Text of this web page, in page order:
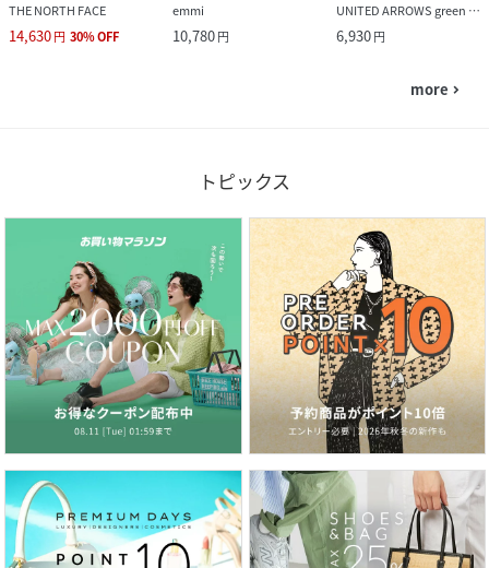
THE NORTH FACE
14,630円 30%OFF
emmi
10,780円
UNITED ARROWS green label relaxing
6,930円
more navigate_next
トピックス